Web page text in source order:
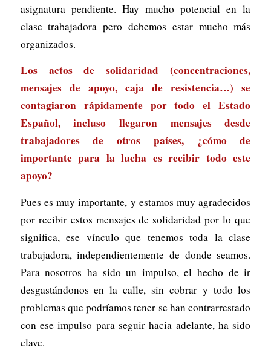
asignatura pendiente. Hay mucho potencial en la
clase trabajadora pero debemos estar mucho más
organizados.
Los actos de solidaridad (concentraciones,
mensajes de apoyo, caja de resistencia…) se
contagiaron rápidamente por todo el Estado
Español, incluso llegaron mensajes desde
trabajadores de otros países, ¿cómo de
importante para la lucha es recibir todo este
apoyo?
Pues es muy importante, y estamos muy agradecidos
por recibir estos mensajes de solidaridad por lo que
significa, ese vínculo que tenemos toda la clase
trabajadora, independientemente de donde seamos.
Para nosotros ha sido un impulso, el hecho de ir
desgastándonos en la calle, sin cobrar y todo los
problemas que podríamos tener se han contrarrestado
con ese impulso para seguir hacia adelante, ha sido
clave.